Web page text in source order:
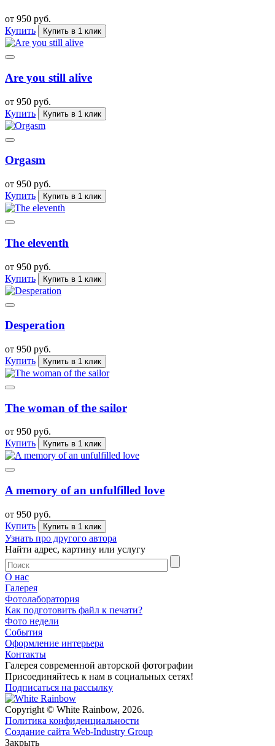
от 950 руб.
Купить
Купить в 1 клик
Are you still alive
от 950 руб.
Купить
Купить в 1 клик
Orgasm
от 950 руб.
Купить
Купить в 1 клик
The eleventh
от 950 руб.
Купить
Купить в 1 клик
Desperation
от 950 руб.
Купить
Купить в 1 клик
The woman of the sailor
от 950 руб.
Купить
Купить в 1 клик
A memory of an unfulfilled love
от 950 руб.
Купить
Купить в 1 клик
Узнать про другого автора
Найти адрес, картину или услугу
О нас
Галерея
Фотолаборатория
Как подготовить файл к печати?
Фото недели
События
Оформление интерьера
Контакты
Галерея современной авторской фотографии
Присоединяйтесь к нам в социальных сетях!
Подписаться на рассылку
Copyright © White Rainbow, 2026.
Политика конфиденциальности
Создание сайта Web-Industry Group
Закрыть